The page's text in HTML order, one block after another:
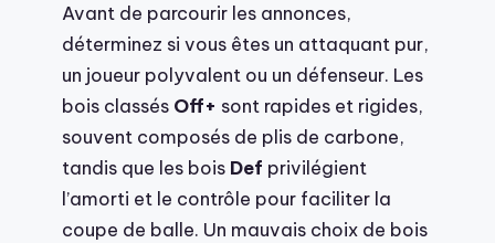
Avant de parcourir les annonces,
déterminez si vous êtes un attaquant pur,
un joueur polyvalent ou un défenseur. Les
bois classés Off+ sont rapides et rigides,
souvent composés de plis de carbone,
tandis que les bois Def privilégient
l’amorti et le contrôle pour faciliter la
coupe de balle. Un mauvais choix de bois